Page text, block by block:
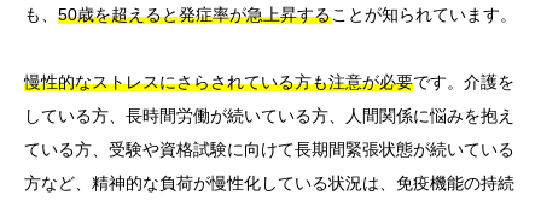
も、 50歳を超えると発症率が急上昇することが知られています。
慢性的なストレスにさらされている方も注意が必要です。介護を
している方、長時間労働が続いている方、人間関係に悩みを抱え
ている方、受験や資格試験に向けて長期間緊張状態が続いている
方など、精神的な負荷が慢性化している状況は、免疫機能の持続